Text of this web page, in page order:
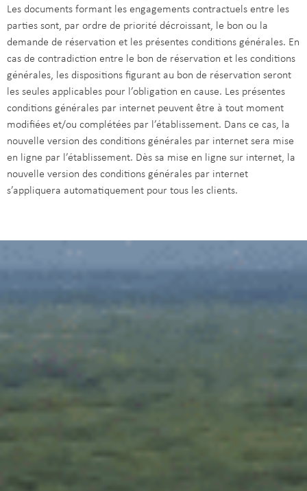
Les documents formant les engagements contractuels entre les
parties sont, par ordre de priorité décroissant, le bon ou la
demande de réservation et les présentes conditions générales. En
cas de contradiction entre le bon de réservation et les conditions
générales, les dispositions figurant au bon de réservation seront
les seules applicables pour l’obligation en cause. Les présentes
conditions générales par internet peuvent être à tout moment
modifiées et/ou complétées par l’établissement. Dans ce cas, la
nouvelle version des conditions générales par internet sera mise
en ligne par l’établissement. Dès sa mise en ligne sur internet, la
nouvelle version des conditions générales par internet
s’appliquera automatiquement pour tous les clients.